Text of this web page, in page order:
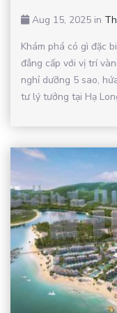
Aug 15, 2025 in
Khám phá có gì đặc
đẳng cấp với vị trí
nghỉ dưỡng 5 sao,
tư lý tưởng tại Hạ